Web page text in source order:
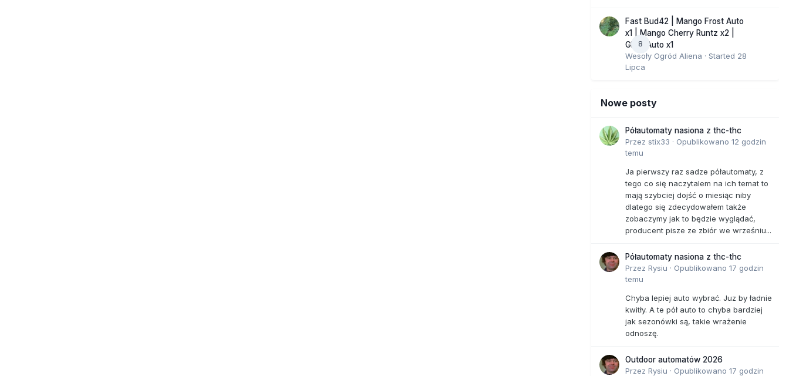
8
Fast Bud42 | Mango Frost Auto
x1 | Mango Cherry Runtz x2 |
GMO Auto x1
Wesoły Ogród Aliena · Started 28
Lipca
Nowe posty
Półautomaty nasiona z thc-thc
Przez stix33 · Opublikowano 12 godzin
temu
Ja pierwszy raz sadze półautomaty, z
tego co się naczytalem na ich temat to
mają szybciej dojść o miesiąc niby
dlatego się zdecydowałem także
zobaczymy jak to będzie wyglądać,
producent pisze ze zbiór we wrześniu...
Półautomaty nasiona z thc-thc
Przez Rysiu · Opublikowano 17 godzin
temu
Chyba lepiej auto wybrać. Juz by ładnie
kwitły. A te pół auto to chyba bardziej
jak sezonówki są, takie wrażenie
odnoszę.
Outdoor automatów 2026
Przez Rysiu · Opublikowano 17 godzin